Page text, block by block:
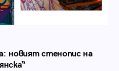
новият стенопис на